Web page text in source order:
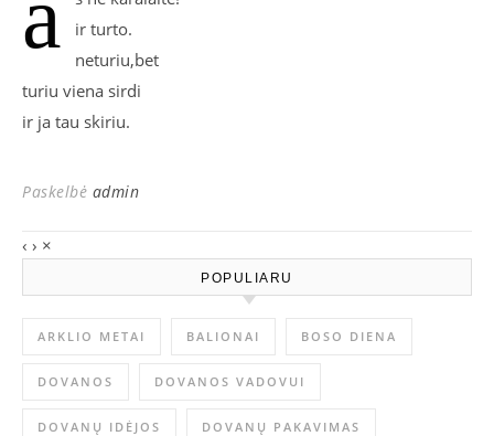
ir turto.
neturiu,bet
turiu viena sirdi
ir ja tau skiriu.
Paskelbė admin
‹ › ×
POPULIARU
ARKLIO METAI BALIONAI BOSO DIENA
DOVANOS DOVANOS VADOVUI
DOVANŲ IDĖJOS DOVANŲ PAKAVIMAS